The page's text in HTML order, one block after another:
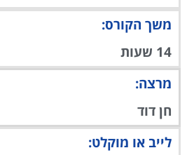
משך הקורס:
14 שעות
מרצה:
חן דוד
לייב או מוקלט: